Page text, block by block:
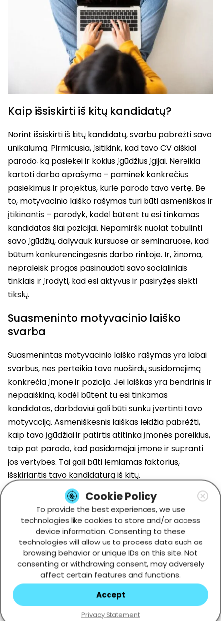
Cookie Policy
To provide the best experiences, we use
technologies like cookies to store and/or access
device information. Consenting to these
technologies will allow us to process data such as
browsing behavior or unique IDs on this site. Not
consenting or withdrawing consent, may adversely
affect certain features and functions.
Accept
Privacy Statement
Kaip išsiskirti iš kitų kandidatų?
Norint išsiskirti iš kitų kandidatų, svarbu pabrėžti savo
unikalumą. Pirmiausia, įsitikink, kad tavo CV aiškiai
parodo, ką pasiekei ir kokius įgūdžius įgijai. Nereikia
kartoti darbo aprašymo – paminėk konkrečius
pasiekimus ir projektus, kurie parodo tavo vertę. Be
to, motyvacinio laiško rašymas turi būti asmeniškas ir
įtikinantis – parodyk, kodėl būtent tu esi tinkamas
kandidatas šiai pozicijai. Nepamiršk nuolat tobulinti
savo įgūdžių, dalyvauk kursuose ar seminaruose, kad
būtum konkurencingesnis darbo rinkoje. Ir, žinoma,
nepraleisk progos pasinaudoti savo socialiniais
tinklais ir įrodyti, kad esi aktyvus ir pasiryžęs siekti
tikslų.
Suasmeninto motyvacinio laiško
svarba
Suasmenintas motyvacinio laiško rašymas yra labai
svarbus, nes perteikia tavo nuoširdų susidomėjimą
konkrečia įmone ir pozicija. Jei laiškas yra bendrinis ir
nepaaiškina, kodėl būtent tu esi tinkamas
kandidatas, darbdaviui gali būti sunku įvertinti tavo
motyvaciją. Asmeniškesnis laiškas leidžia pabrėžti,
kaip tavo įgūdžiai ir patirtis atitinka įmonės poreikius,
taip pat parodo, kad pasidomėjai įmone ir supranti
jos vertybes. Tai gali būti lemiamas faktorius,
išskiriantis tavo kandidaturą iš kitų.
Kuo dar papildyti CV?
Savanorystė arba trumpalaikiai projektai gali būti
puiki proga papildyti savo CV ir įgyti vertingos
patirties, ypač jei esi darbo paieškoje.
Savanoriaudamas gali ne tik prisidėti prie svarbių
socialinių iniciatyvų, bet ir įgyti naujų įgūdžių, kuriuos
vėliau galėsi parodyti potencialiems darbdaviams.
Taip pat parodysi, kad nesėdėjai rankų sudėjęs ir
aktyviai ieškojai galimybių tobulėti. Trumpalaikiai